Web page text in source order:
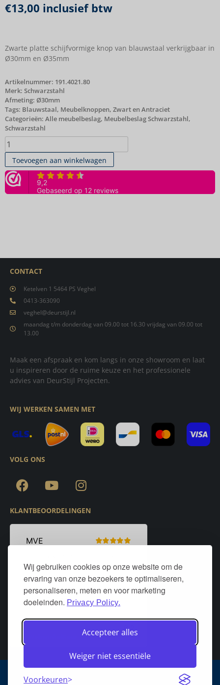
Wij gebruiken cookies op onze website om de
ervaring van onze bezoekers te optimaliseren,
personaliseren, meten en voor marketing
doeleinden. Privacy Policy.
Accepteer alles
Weiger niet essentiële
Voorkeuren
€13,00 inclusief btw
Zwarte platte schijfvormige knop van blauwstaal verkrijgbaar in
Ø30mm en Ø35mm
Artikelnummer: 191.4021.80
Merk: Schwarzstahl
Afmeting: Ø30mm
Tags: Blauwstaal, Meubelknoppen, Zwart en Antraciet
Categorieën: Alle meubelbeslag, Meubelbeslag Schwarzstahl,
Schwarzstahl
Toevoegen aan winkelwagen
CONTACT
Ketelven 1 5464 PS Veghel
0413-363090
veghel@deurstijl.nl
maandag t/m donderdag van 09.00 tot 16.30 vrijdag van 09.00 tot
13.00
Maak een afspraak en kom langs in onze showroom en laat
u inspireren door de ruime keuze en het professionele
advies van DeurStijl Projecten.
WIJ WERKEN SAMEN MET
VOLG ONS
KLANTBEOORDELINGEN
Algemene voorwaarden Over DeurStijl Projecten